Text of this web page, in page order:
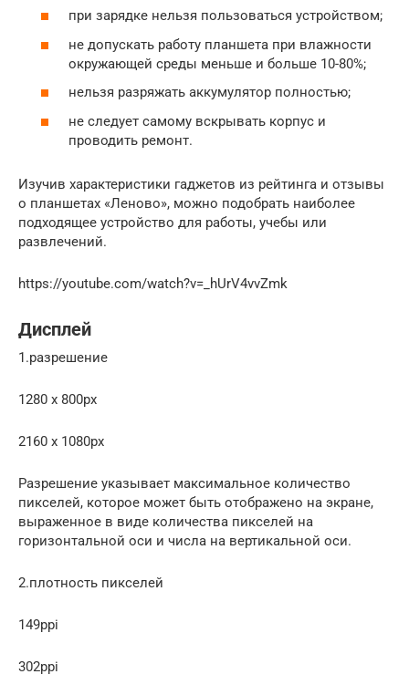
при зарядке нельзя пользоваться устройством;
не допускать работу планшета при влажности
окружающей среды меньше и больше 10-80%;
нельзя разряжать аккумулятор полностью;
не следует самому вскрывать корпус и
проводить ремонт.
Изучив характеристики гаджетов из рейтинга и отзывы
о планшетах «Леново», можно подобрать наиболее
подходящее устройство для работы, учебы или
развлечений.
https://youtube.com/watch?v=_hUrV4vvZmk
Дисплей
1.разрешение
1280 x 800px
2160 x 1080px
Разрешение указывает максимальное количество
пикселей, которое может быть отображено на экране,
выраженное в виде количества пикселей на
горизонтальной оси и числа на вертикальной оси.
2.плотность пикселей
149ppi
302ppi